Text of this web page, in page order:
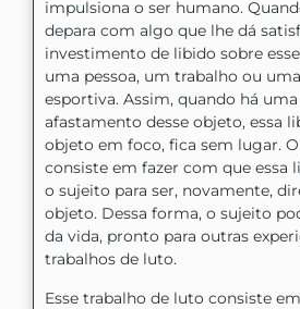
impulsiona o ser humano.
depara com algo que lhe dá
investimento de libido sobre
uma pessoa, um trabalho ou
esportiva. Assim, quando há
afastamento desse objeto, essa
objeto em foco, fica sem lugar.
consiste em fazer com que essa
o sujeito para ser, novamente,
objeto. Dessa forma, o sujeito
da vida, pronto para outras
trabalhos de luto.
Esse trabalho de luto consiste